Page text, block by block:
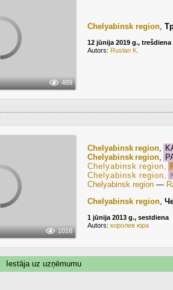
489
Chelyabinsk region,
12 jūnija 2019 g., trešdiena
Autors: Ruslan K.
1016
Chelyabinsk region,
Chelyabinsk region,
Chelyabinsk region,
Chelyabinsk region,
Chelyabinsk region —
Chelyabinsk region,
1 jūnija 2013 g., sestdiena
Autors: королев юра
Iestāja uz uzņēmumu